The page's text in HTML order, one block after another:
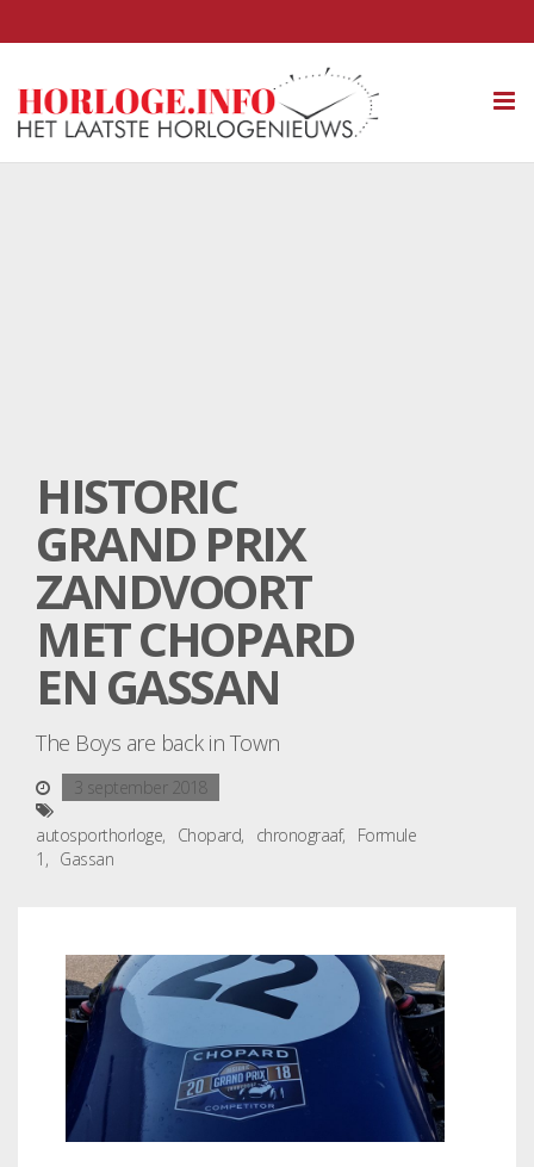
HISTORIC
GRAND PRIX
ZANDVOORT
MET CHOPARD
EN GASSAN
The Boys are back in Town
3 september 2018
autosporthorloge Chopard chronograaf
Formule
1
Gassan